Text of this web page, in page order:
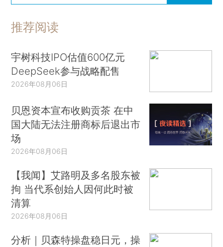
推荐阅读
宇树科技IPO估值600亿元
DeepSeek参与战略配售
2026年08月06日
贝恩资本宣布收购贡茶 在中
国大陆无法注册商标后退出市
场
2026年08月06日
【我闻】艾路明及多名股东被
拘 当代系创始人因何此时被
清算
2026年08月06日
分析｜贝森特操盘稳日元，操